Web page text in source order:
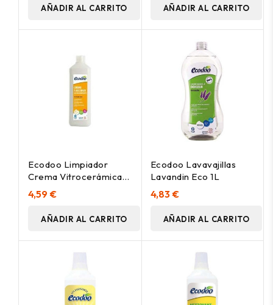
AÑADIR AL CARRITO AÑADIR AL CARRITO
Ecodoo Limpiador
Crema Vitrocerámica
500Ml
4,59 €
AÑADIR AL CARRITO
Ecodoo Lavavajillas
Lavandin Eco 1L
4,83 €
AÑADIR AL CARRITO